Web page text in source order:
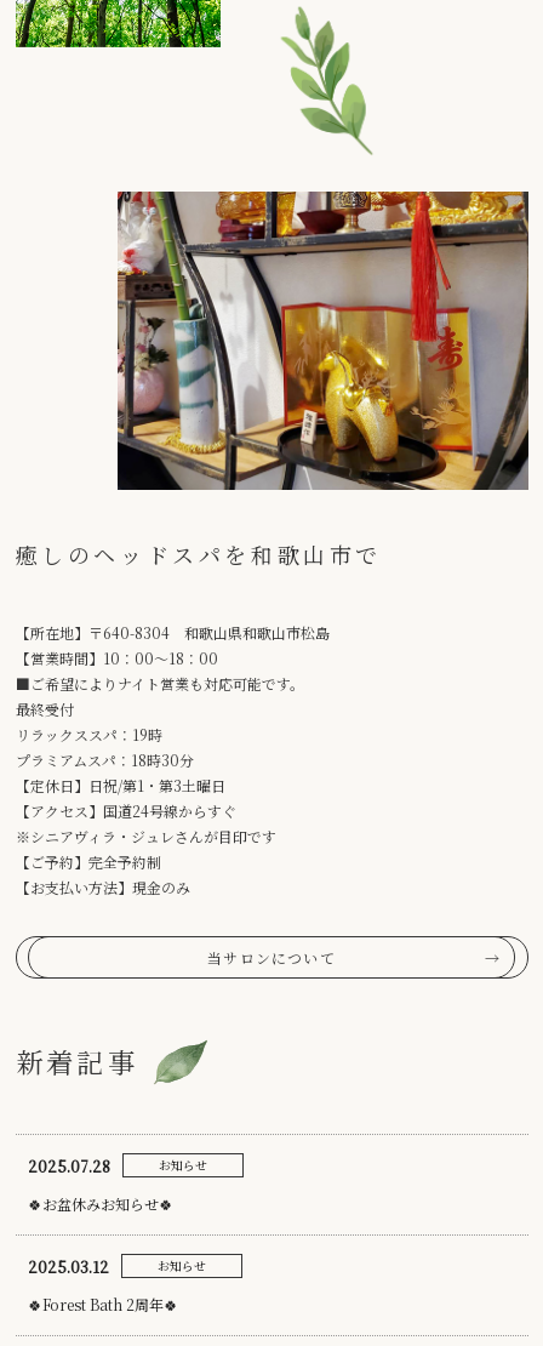
癒しのヘッドスパを和歌山市で
【所在地】〒640-8304 和歌山県和歌山市松島
【営業時間】10：00～18：00
■ご希望によりナイト営業も対応可能です。
最終受付
リラックススパ：19時
プラミアムスパ：18時30分
【定休日】日祝/第1・第3土曜日
【アクセス】国道24号線からすぐ
※シニアヴィラ・ジュレさんが目印です
【ご予約】完全予約制
【お支払い方法】現金のみ
当サロンについて
新着記事
2025.07.28 お知らせ
🍀お盆休みお知らせ🍀
2025.03.12 お知らせ
🍀Forest Bath 2周年🍀